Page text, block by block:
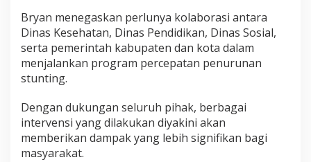
Bryan menegaskan perlunya kolaborasi antara
Dinas Kesehatan, Dinas Pendidikan, Dinas Sosial,
serta pemerintah kabupaten dan kota dalam
menjalankan program percepatan penurunan
stunting.
Dengan dukungan seluruh pihak, berbagai
intervensi yang dilakukan diyakini akan
memberikan dampak yang lebih signifikan bagi
masyarakat.